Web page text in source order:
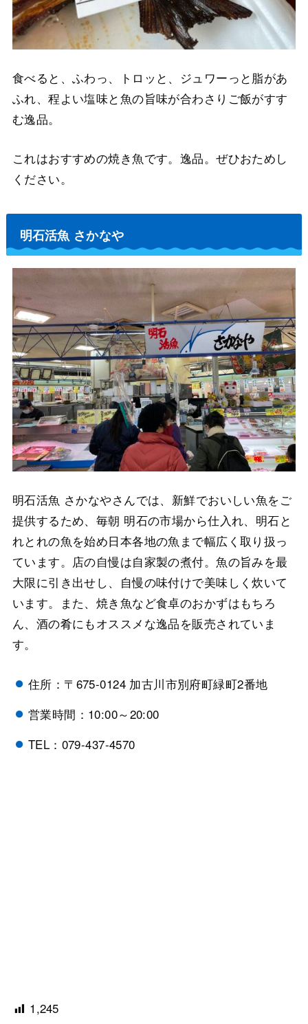
食べると、ふわっ、トロッと、ジュワーっと脂があ
ふれ、程よい塩味と魚の旨味が合わさりご飯がすす
む逸品。
これはおすすめの焼き魚です。逸品。ぜひおためし
ください。
明石活魚 さかなや
明石活魚 さかなやさんでは、新鮮でおいしい魚をご
提供するため、毎朝 明石の市場から仕入れ、明石と
れとれの魚を始め日本各地の魚まで幅広く取り扱っ
ています。店の自慢は自家製の煮付。魚の旨みを最
大限に引き出せし、自慢の味付けで美味しく炊いて
います。また、焼き魚など食卓のおかずはもちろ
ん、酒の肴にもオススメな逸品を販売されていま
す。
住所：〒675-0124 加古川市別府町緑町2番地
営業時間：10:00～20:00
TEL：079-437-4570
1,245